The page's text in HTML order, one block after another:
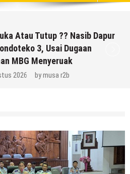
Atau Tutup ?? Nasib Dapur
3, Usai Dugaan
MBG Menyeruak
2026 bymusa r2b